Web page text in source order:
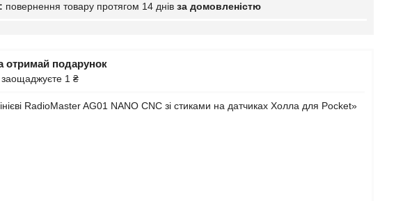
повернення товару протягом 14 днів за домовленістю
отримай подарунок
1 ₴
RadioMaster AG01 NANO CNC зі стиками на датчиках Холла для Pocket»